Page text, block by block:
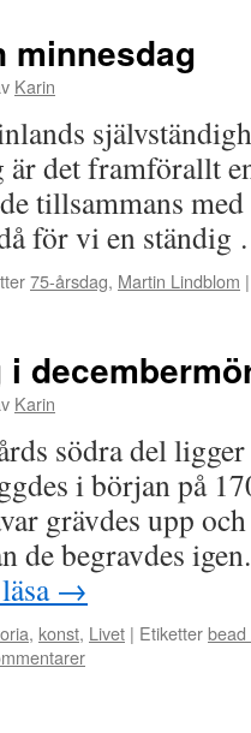
minnesdag
Karin
det framförallt
tillsammans
för vi en
75-årsdag, Martin Lindblom |
Karin
södra del
i början på
grävdes upp
de begravdes
→
, konst, Livet | Etiketterbead